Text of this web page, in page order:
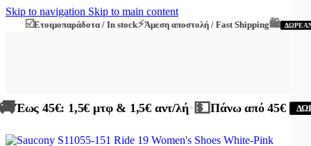
Skip to navigation Skip to main content
Ετοιμοπαράδοτα / In stock⚡Άμεση αποστολή / Fast Shipping🛍️ ΔΩΡΕΑΝ η
Έως 45€: 1,5€ μτφ & 1,5€ αντ/λή•💵Πάνω από 45€